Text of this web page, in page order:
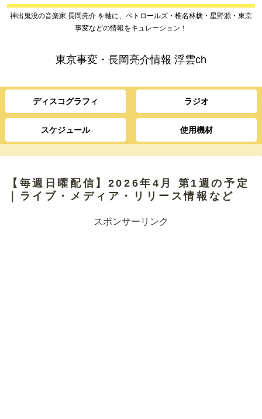
神出鬼没の音楽家 長岡亮介 を軸に、ペトロールズ・椎名林檎・星野源・東京
事変などの情報をキュレーション！
東京事変・長岡亮介情報 浮雲ch
ディスコグラフィ ラジオ
スケジュール 使用機材
【毎週日曜配信】2026年4月 第1週の予定
｜ライブ・メディア・リリース情報など
スポンサーリンク